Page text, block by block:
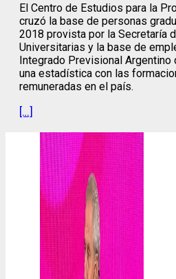
El Centro de Estudios para la
cruzó la base de personas
2018 provista por la Secretaría
Universitarias y la base de
Integrado Previsional Argentino
una estadística con las
remuneradas en el país.
[…]